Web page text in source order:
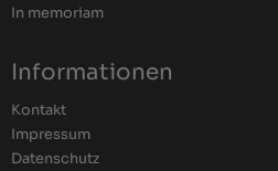
In memoriam
Informationen
Kontakt
Impressum
Datenschutz